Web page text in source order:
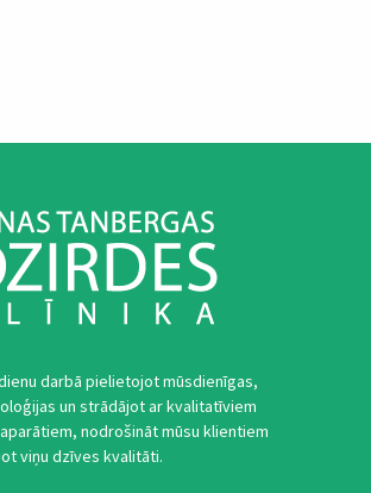
darbā pielietojot mūsdienīgas,
un strādājot ar kvalitatīviem
nodrošināt mūsu klientiem
viņu dzīves kvalitāti.